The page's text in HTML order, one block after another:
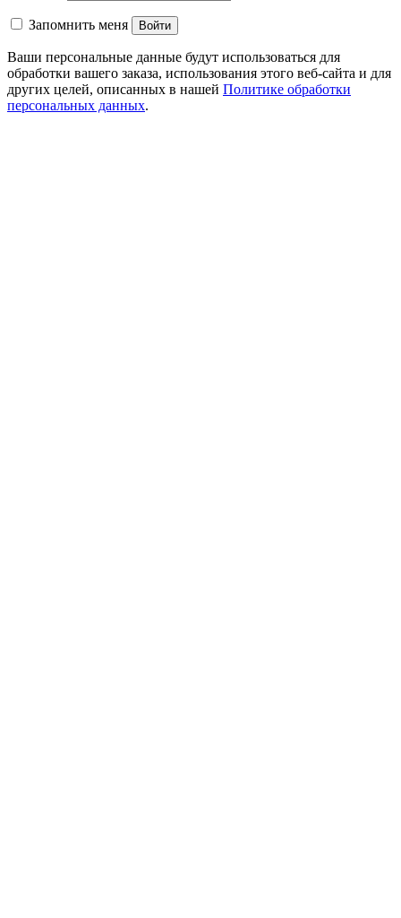
Запомнить меня Войти
Ваши персональные данные будут использоваться для
обработки вашего заказа, использования этого веб-сайта и для
других целей, описанных в нашей Политике обработки
персональных данных.